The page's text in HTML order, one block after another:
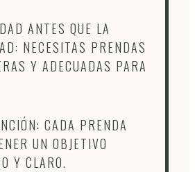
ANTES QUE LA
NECESITAS PRENDAS
Y ADECUADAS PARA
CADA PRENDA
UN OBJETIVO
Y CLARO.